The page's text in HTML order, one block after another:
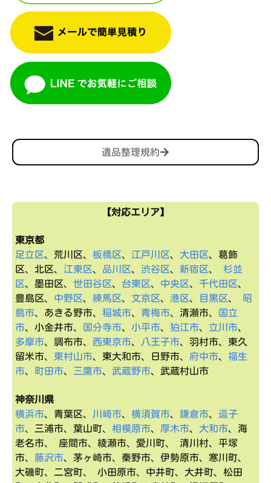
遺品整理規約
【対応エリア】
東京都
足立区、荒川区、 板橋区、 江戸川区、 大田区、葛飾
区、北区、 江東区、 品川区、 渋谷区、 新宿区、 杉並
区、墨田区、 世田谷区、 台東区、 中央区、 千代田区、
豊島区、 中野区、 練馬区、 文京区、 港区、 目黒区、 昭
島市、あきる野市、 稲城市、 青梅市、清瀬市、
国立
市、小金井市、 国分寺市、 小平市、 狛江市、 立川市、
多摩市、調布市、 西東京市、 八王子市、羽村市、東久
留米市、 東村山市、東大和市、日野市、 府中市、 福生
市、 町田市、 三鷹市、 武蔵野市、武蔵村山市
神奈川県
横浜市、青葉区、 川崎市、 横須賀市、 鎌倉市、 逗子
市、三浦市、葉山町、 相模原市、 厚木市、 大和市、海
老名市、 座間市、綾瀬市、愛川町、 清川村、平塚
市、 藤沢市、茅ヶ崎市、秦野市、伊勢原市、寒川町、
大磯町、二宮町、 小田原市、中井町、大井町、松田